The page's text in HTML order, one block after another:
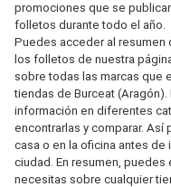
promociones que se
folletos durante todo el año.
Puedes acceder al
los folletos de nuestra
sobre todas las marcas que
tiendas de Burceat
información en diferentes
encontrarlas y comparar. Así
casa o en la oficina antes
ciudad. En resumen,
necesitas sobre cualquier